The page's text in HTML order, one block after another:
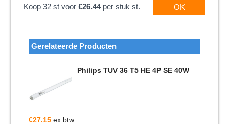
Koop 32 st voor €26.44per stuk st. OK
Gerelateerde Producten
Philips TUV 36 T5 HE 4P SE 40W
€27.15 ex.btw